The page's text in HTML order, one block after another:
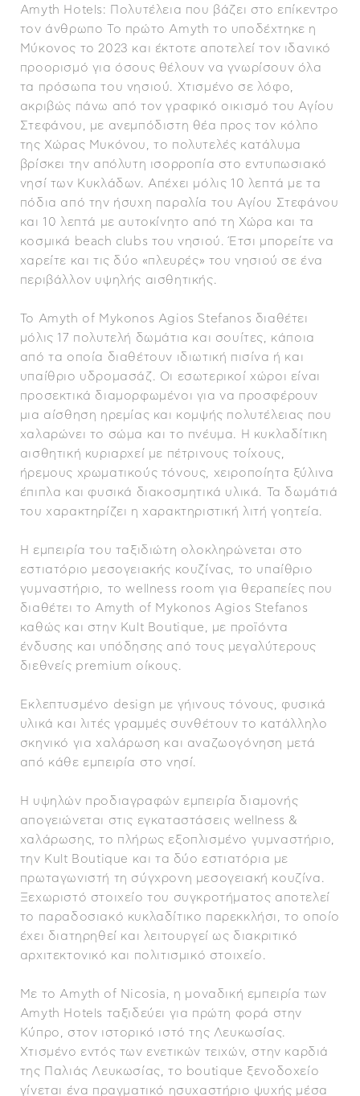
Amyth Hotels: Πολυτέλεια που βάζει στο επίκεντρο
τον άνθρωπο Το πρώτο Amyth το υποδέχτηκε η
Μύκονος το 2023 και έκτοτε αποτελεί τον ιδανικό
προορισμό για όσους θέλουν να γνωρίσουν όλα
τα πρόσωπα του νησιού. Χτισμένο σε λόφο,
ακριβώς πάνω από τον γραφικό οικισμό του Αγίου
Στεφάνου, με ανεμπόδιστη θέα προς τον κόλπο
της Χώρας Μυκόνου, το πολυτελές κατάλυμα
βρίσκει την απόλυτη ισορροπία στο εντυπωσιακό
νησί των Κυκλάδων. Απέχει μόλις 10 λεπτά με τα
πόδια από την ήσυχη παραλία του Αγίου Στεφάνου
και 10 λεπτά με αυτοκίνητο από τη Χώρα και τα
κοσμικά beach clubs του νησιού. Έτσι μπορείτε να
χαρείτε και τις δύο «πλευρές» του νησιού σε ένα
περιβάλλον υψηλής αισθητικής.
Το Amyth of Mykonos Agios Stefanos διαθέτει
μόλις 17 πολυτελή δωμάτια και σουίτες, κάποια
από τα οποία διαθέτουν ιδιωτική πισίνα ή και
υπαίθριο υδρομασάζ. Οι εσωτερικοί χώροι είναι
προσεκτικά διαμορφωμένοι για να προσφέρουν
μια αίσθηση ηρεμίας και κομψής πολυτέλειας που
χαλαρώνει το σώμα και το πνέυμα. H κυκλαδίτικη
αισθητική κυριαρχεί με πέτρινους τοίχους,
ήρεμους χρωματικούς τόνους, χειροποίητα ξύλινα
έπιπλα και φυσικά διακοσμητικά υλικά. Τα δωμάτιά
του χαρακτηρίζει η χαρακτηριστική λιτή γοητεία.
Η εμπειρία του ταξιδιώτη ολοκληρώνεται στο
εστιατόριο μεσογειακής κουζίνας, το υπαίθριο
γυμναστήριο, το wellness room για θεραπείες που
διαθέτει το Amyth of Mykonos Agios Stefanos
καθώς και στην Kult Boutique, με προϊόντα
ένδυσης και υπόδησης από τους μεγαλύτερους
διεθνείς premium οίκους.
Εκλεπτυσμένο design με γήινους τόνους, φυσικά
υλικά και λιτές γραμμές συνθέτουν το κατάλληλο
σκηνικό για χαλάρωση και αναζωογόνηση μετά
από κάθε εμπειρία στο νησί.
Η υψηλών προδιαγραφών εμπειρία διαμονής
απογειώνεται στις εγκαταστάσεις wellness &
χαλάρωσης, το πλήρως εξοπλισμένο γυμναστήριο,
την Kult Boutique και τα δύο εστιατόρια με
πρωταγωνιστή τη σύγχρονη μεσογειακή κουζίνα.
Ξεχωριστό στοιχείο του συγκροτήματος αποτελεί
το παραδοσιακό κυκλαδίτικο παρεκκλήσι, το οποίο
έχει διατηρηθεί και λειτουργεί ως διακριτικό
αρχιτεκτονικό και πολιτισμικό στοιχείο.
Με το Amyth of Nicosia, η μοναδική εμπειρία των
Amyth Hotels ταξιδεύει για πρώτη φορά στην
Κύπρο, στον ιστορικό ιστό της Λευκωσίας.
Χτισμένο εντός των ενετικών τειχών, στην καρδιά
της Παλιάς Λευκωσίας, το boutique ξενοδοχείο
γίνεται ένα πραγματικό ησυχαστήριο ψυχής μέσα